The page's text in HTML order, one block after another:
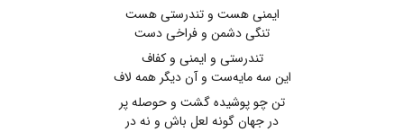
ایمنی هست و تندرستی هست
تنگی دشمن و فراخی دست
تندرستی و ایمنی و کفاف
این سه مایه‌ست و آن دیگر همه لاف
تن چو پوشیده گشت و حوصله پر
در جهان گونه لعل باش و نه در